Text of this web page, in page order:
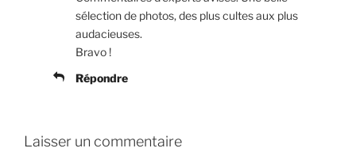
sélection de photos, des plus cultes aux plus
audacieuses.
Bravo !
Répondre
Laisser un commentaire